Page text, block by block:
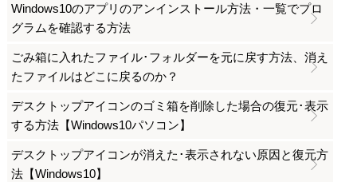
Windows10のアプリのアンインストール方法・一覧でプロ
グラムを確認する方法
ごみ箱に入れたファイル･フォルダーを元に戻す方法、消え
たファイルはどこに戻るのか？
デスクトップアイコンのゴミ箱を削除した場合の復元･表示
する方法【Windows10パソコン】
デスクトップアイコンが消えた･表示されない原因と復元方
法【Windows10】